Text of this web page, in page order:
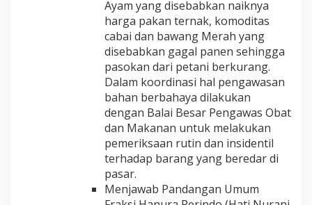
Ayam yang disebabkan naiknya
harga pakan ternak, komoditas
cabai dan bawang Merah yang
disebabkan gagal panen sehingga
pasokan dari petani berkurang.
Dalam koordinasi hal pengawasan
bahan berbahaya dilakukan
dengan Balai Besar Pengawas Obat
dan Makanan untuk melakukan
pemeriksaan rutin dan insidentil
terhadap barang yang beredar di
pasar.
Menjawab Pandangan Umum